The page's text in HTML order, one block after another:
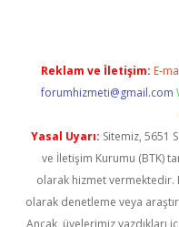
Reklam ve İletişim: E-
forumhizmeti@gmail.com
Yasal Uyarı: Sitemiz, 5651
ve İletişim Kurumu (BTK)
olarak hizmet
olarak denetleme veya
Ancak, üyelerimiz yazdıkları